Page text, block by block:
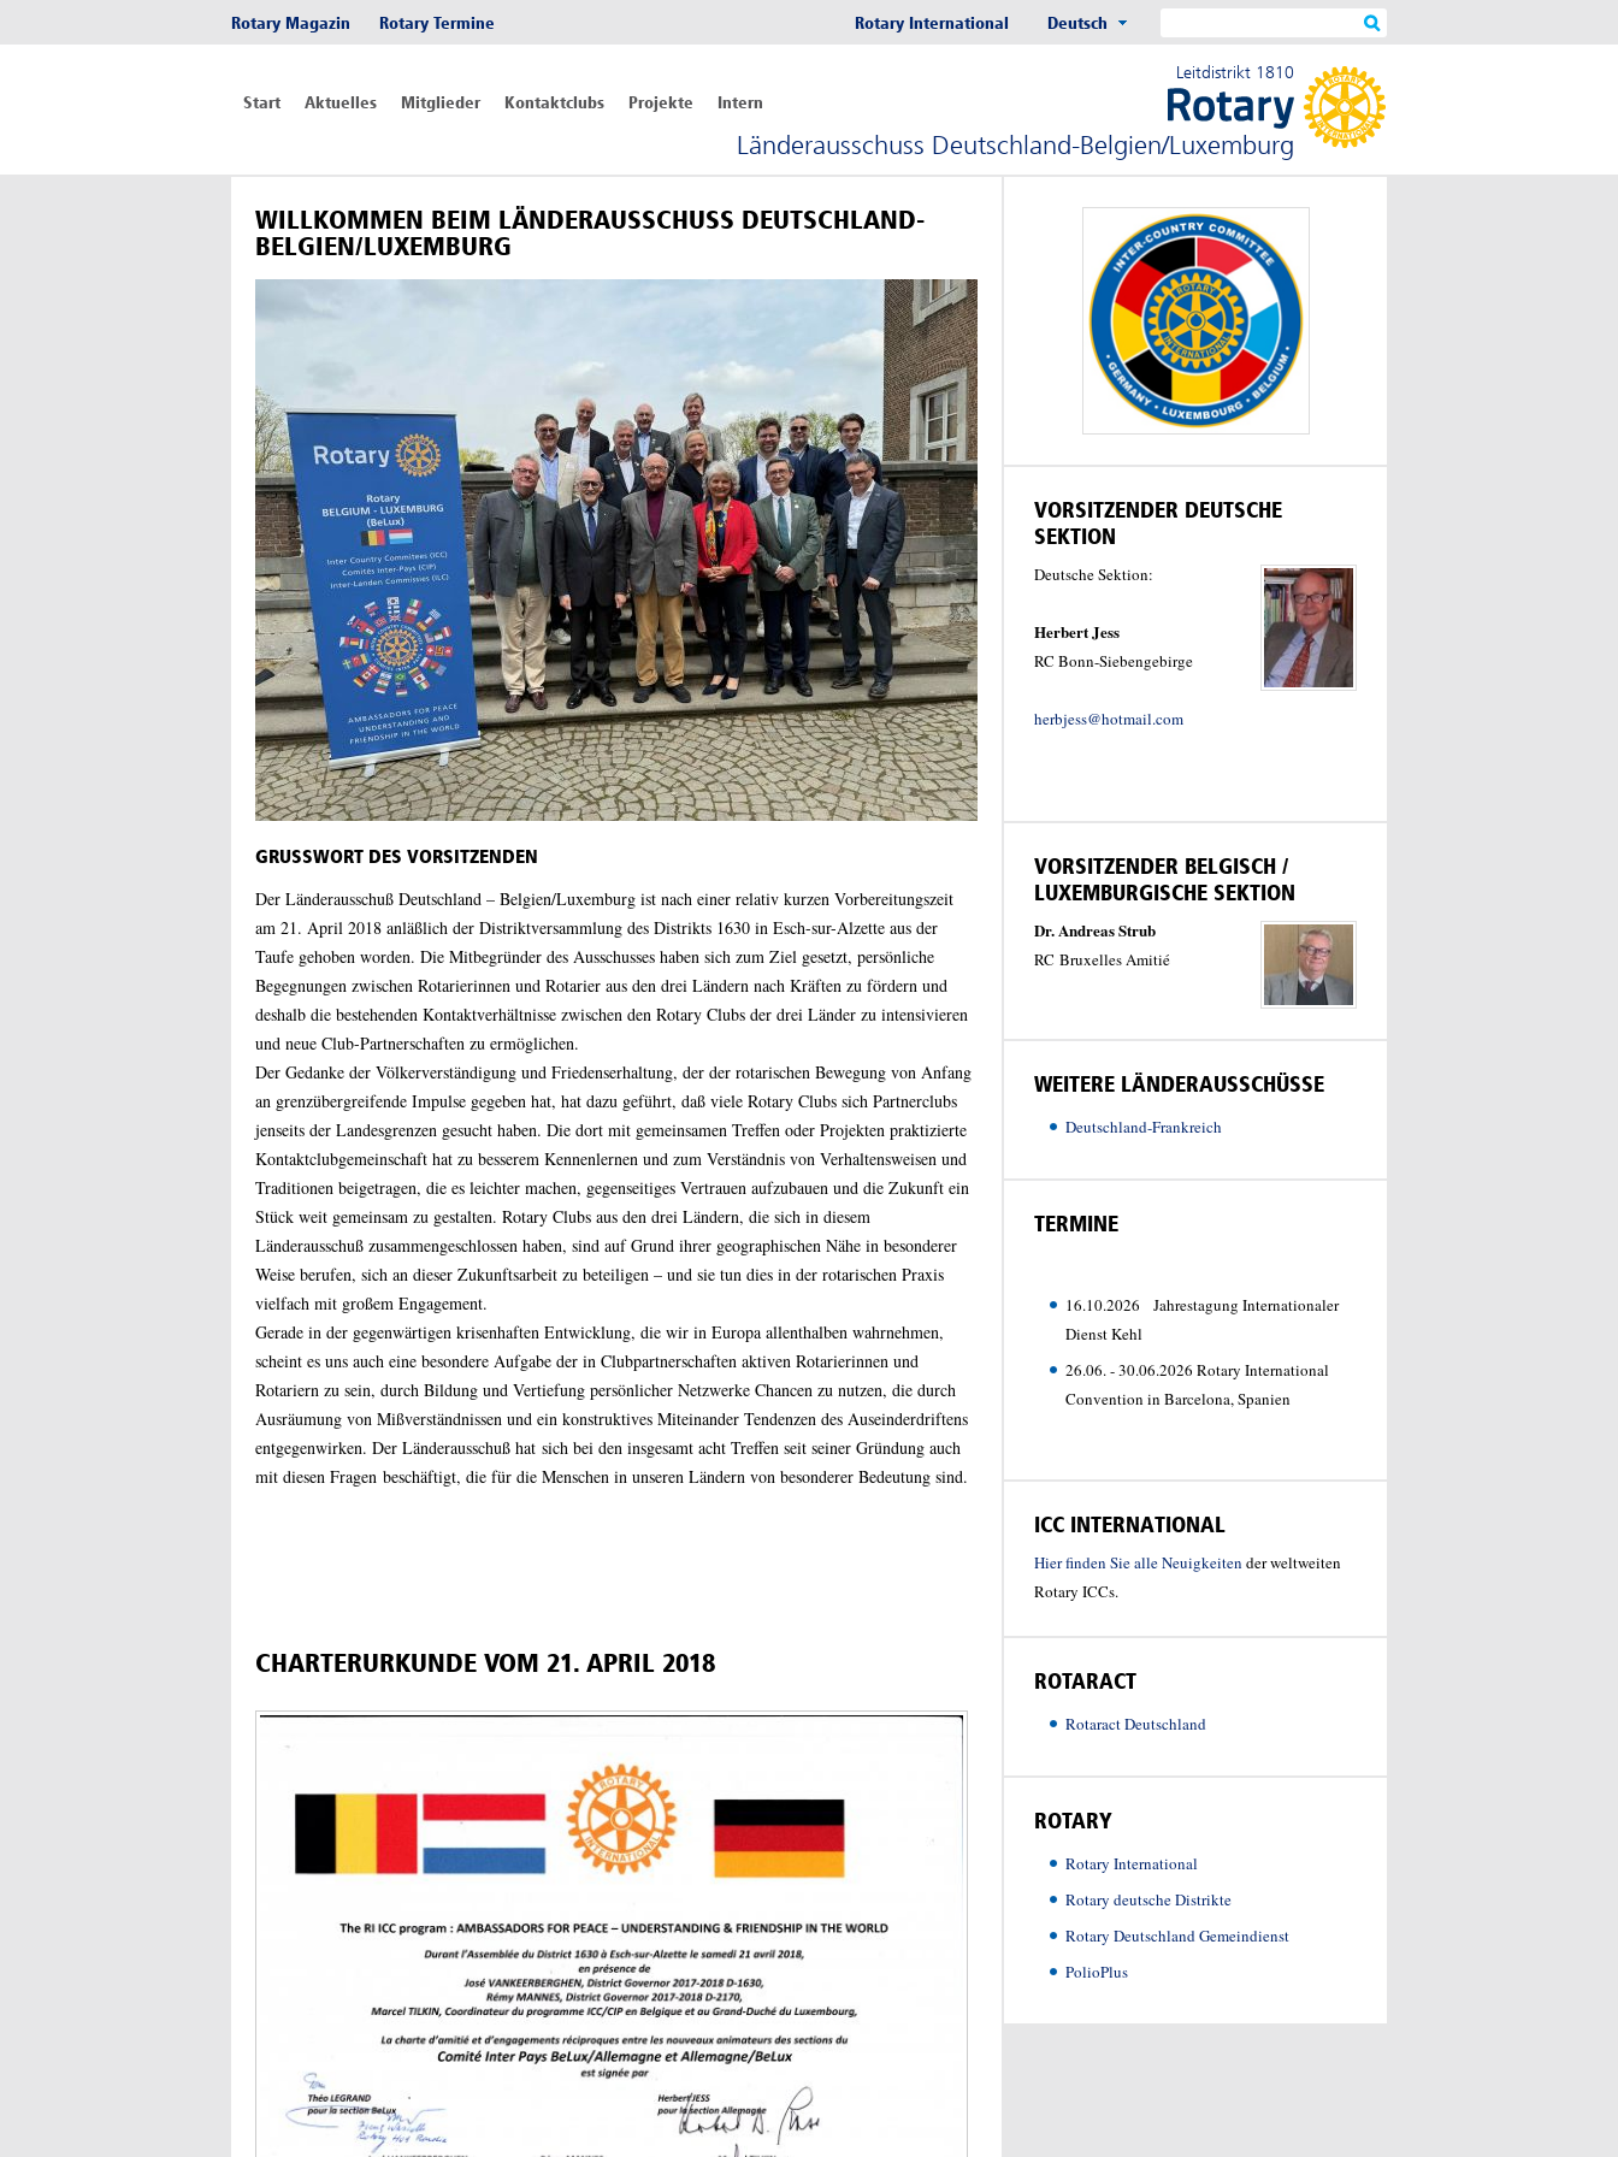
Rotary Magazin Rotary Termine Deutsch
Rotary International
Leitdistrikt 1810
Länderausschuss Deutschland-Belgien/Luxemburg
Start Aktuelles Mitglieder Kontaktclubs Projekte Intern
WILLKOMMEN BEIM LÄNDERAUSSCHUSS DEUTSCHLAND-
BELGIEN/LUXEMBURG
GRUSSWORT DES VORSITZENDEN
Der Länderausschuß Deutschland – Belgien/Luxemburg ist nach einer relativ kurzen Vorbereitungszeit
am 21. April 2018 anläßlich der Distriktversammlung des Distrikts 1630 in Esch-sur-Alzette aus der
Taufe gehoben worden. Die Mitbegründer des Ausschusses haben sich zum Ziel gesetzt, persönliche
Begegnungen zwischen Rotarierinnen und Rotarier aus den drei Ländern nach Kräften zu fördern und
deshalb die bestehenden Kontaktverhältnisse zwischen den Rotary Clubs der drei Länder zu intensivieren
und neue Club-Partnerschaften zu ermöglichen.
Der Gedanke der Völkerverständigung und Friedenserhaltung, der der rotarischen Bewegung von Anfang
an grenzübergreifende Impulse gegeben hat, hat dazu geführt, daß viele Rotary Clubs sich Partnerclubs
jenseits der Landesgrenzen gesucht haben. Die dort mit gemeinsamen Treffen oder Projekten praktizierte
Kontaktclubgemeinschaft hat zu besserem Kennenlernen und zum Verständnis von Verhaltensweisen und
Traditionen beigetragen, die es leichter machen, gegenseitiges Vertrauen aufzubauen und die Zukunft ein
Stück weit gemeinsam zu gestalten. Rotary Clubs aus den drei Ländern, die sich in diesem
Länderausschuß zusammengeschlossen haben, sind auf Grund ihrer geographischen Nähe in besonderer
Weise berufen, sich an dieser Zukunftsarbeit zu beteiligen – und sie tun dies in der rotarischen Praxis
vielfach mit großem Engagement.
Gerade in der gegenwärtigen krisenhaften Entwicklung, die wir in Europa allenthalben wahrnehmen,
scheint es uns auch eine besondere Aufgabe der in Clubpartnerschaften aktiven Rotarierinnen und
Rotariern zu sein, durch Bildung und Vertiefung persönlicher Netzwerke Chancen zu nutzen, die durch
Ausräumung von Mißverständnissen und ein konstruktives Miteinander Tendenzen des Auseinderdriftens
entgegenwirken. Der Länderausschuß hat sich bei den insgesamt acht Treffen seit seiner Gründung auch
mit diesen Fragen beschäftigt, die für die Menschen in unseren Ländern von besonderer Bedeutung sind.
CHARTERURKUNDE VOM 21. APRIL 2018
VORSITZENDER DEUTSCHE
SEKTION
Deutsche Sektion:
Herbert Jess
RC Bonn-Siebengebirge
herbjess@hotmail.com
VORSITZENDER BELGISCH /
LUXEMBURGISCHE SEKTION
Dr. Andreas Strub
RC Bruxelles Amitié
WEITERE LÄNDERAUSSCHÜSSE
Deutschland-Frankreich
TERMINE
16.10.2026 Jahrestagung Internationaler
Dienst Kehl
26.06. - 30.06.2026 Rotary International
Convention in Barcelona, Spanien
ICC INTERNATIONAL
Hier finden Sie alle Neuigkeiten der weltweiten
Rotary ICCs.
ROTARACT
Rotaract Deutschland
ROTARY
Rotary International
Rotary deutsche Distrikte
Rotary Deutschland Gemeindienst
PolioPlus